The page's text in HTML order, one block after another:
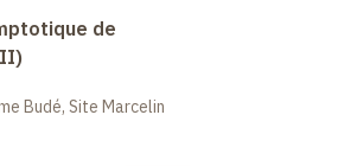
de
Budé, Site Marcelin